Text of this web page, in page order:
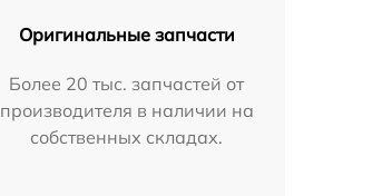
Оригинальные запчасти
Более 20 тыс. запчастей от
производителя в наличии на
собственных складах.